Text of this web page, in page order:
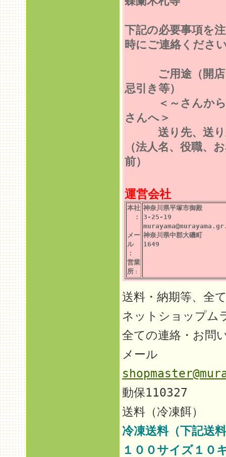
下記の必要事項を
時にご連絡くださ
ご用途（開店
忌引き等）
＜～さんから
さんへ＞
送り先、送り
（法人名、役職、
前）
運営会社
本社
：
メー
ル
：
営業
所 ：
神奈川県平塚市御殿
3-25-19
神奈川県中郡大磯町
1649
送料・納期等、全
ネットショップム
全ての連絡・お問
メール
動保110327
送料（冷凍餌）
冷凍送料（下記送
１００サイズ１０